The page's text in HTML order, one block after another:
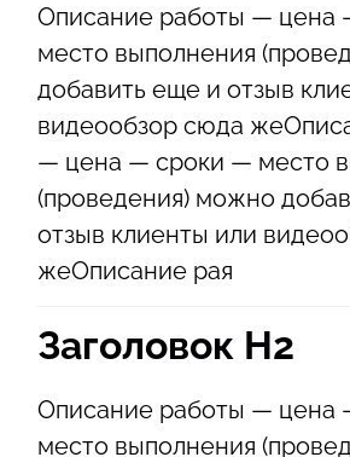
Описание работы — цена
место выполнения
добавить еще и отзыв
видеообзор сюда
— цена — сроки — место
(проведения) можно
отзыв клиенты или
жеОписание рая
Заголовок Н2
Описание работы — цена
место выполнения